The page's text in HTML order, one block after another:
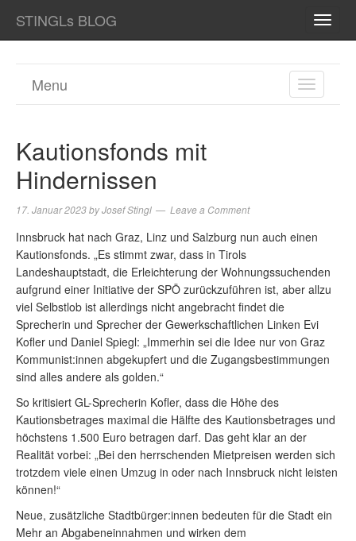
STINGLs BLOG
TOGGLE
Menu
Kautionsfonds mit
Hindernissen
17. Januar 2023byJosef Stingl Leave a Comment
Innsbruck hat nach Graz, Linz und Salzburg nun auch einen
Kautionsfonds. „Es stimmt zwar, dass in Tirols
Landeshauptstadt, die Erleichterung der Wohnungssuchenden
aufgrund einer Initiative der SPÖ zurückzuführen ist, aber allzu
viel Selbstlob ist allerdings nicht angebracht findet die
Sprecherin und Sprecher der Gewerkschaftlichen Linken Evi
Kofler und Daniel Spiegl: „Immerhin sei die Idee nur von Graz
Kommunist:innen abgekupfert und die Zugangsbestimmungen
sind alles andere als golden.“
So kritisiert GL-Sprecherin Kofler, dass die Höhe des
Kautionsbetrages maximal die Hälfte des Kautionsbetrages und
höchstens 1.500 Euro betragen darf. Das geht klar an der
Realität vorbei: „Bei den herrschenden Mietpreisen werden sich
trotzdem viele einen Umzug in oder nach Innsbruck nicht leisten
können!“
Neue, zusätzliche Stadtbürger:innen bedeuten für die Stadt ein
Mehr an Abgabeneinnahmen und wirken dem